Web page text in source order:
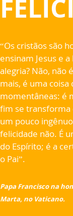
“Os cristãos são
ensinam Jesus e
alegria? Não, não
mais, é uma
momentâneas: é
fim se transforma
um pouco
felicidade não. É
do Espírito; é a
o Pai”.
Papa Francisco na
Marta, no Vaticano.